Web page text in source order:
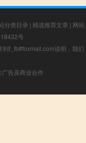
分类目录 | 精选推荐文章 | 网站
号
到f_fb#foxmail.com说明，我们
告及商业合作